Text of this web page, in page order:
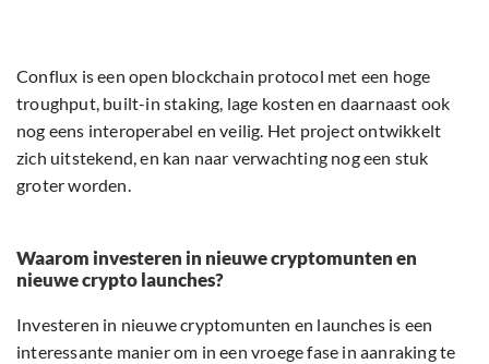
Conflux is een open blockchain protocol met een hoge
troughput, built-in staking, lage kosten en daarnaast ook
nog eens interoperabel en veilig. Het project ontwikkelt
zich uitstekend, en kan naar verwachting nog een stuk
groter worden.
Waarom investeren in nieuwe cryptomunten en
nieuwe crypto launches?
Investeren in nieuwe cryptomunten en launches is een
interessante manier om in een vroege fase in aanraking te